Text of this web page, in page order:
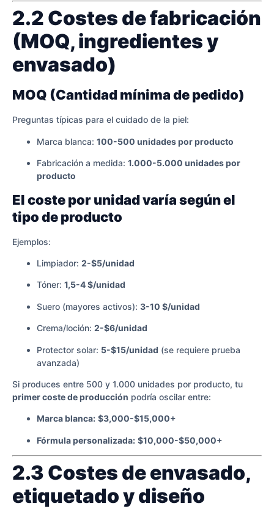
2.2 Costes de fabricación
(MOQ, ingredientes y
envasado)
MOQ (Cantidad mínima de pedido)
Preguntas típicas para el cuidado de la piel:
Marca blanca: 100-500 unidades por producto
Fabricación a medida: 1.000-5.000 unidades por
producto
El coste por unidad varía según el
tipo de producto
Ejemplos:
Limpiador: 2-$5/unidad
Tóner: 1,5-4 $/unidad
Suero (mayores activos): 3-10 $/unidad
Crema/loción: 2-$6/unidad
Protector solar: 5-$15/unidad (se requiere prueba
avanzada)
Si produces entre 500 y 1.000 unidades por producto, tu
primer coste de producción podría oscilar entre:
Marca blanca: $3,000-$15,000+
Fórmula personalizada: $10,000-$50,000+
2.3 Costes de envasado,
etiquetado y diseño